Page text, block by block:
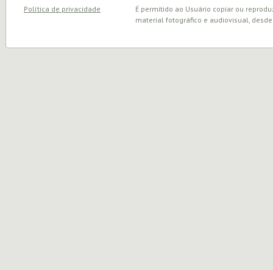
Política de privacidade
É permitido ao Usuário copiar ou
material fotográfico e audiovisual,